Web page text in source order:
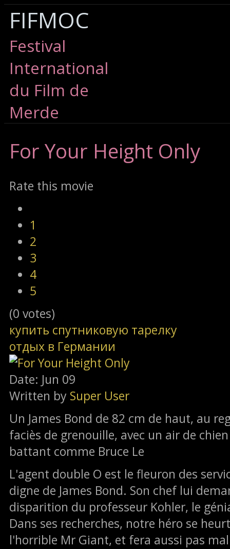
FIFMOC
Festival
International
du Film de
Merde
For Your Height Only
Rate this movie
1
2
3
4
5
(0 votes)
купить спутниковую тарелку
отдых в Германии
Date: Jun 09
Written by Super User
Un James Bond de 82 cm de haut, au
faciès de grenouille, avec un air de
battant comme Bruce Le
L'agent double O est le fleuron des
digne de James Bond. Son chef lui
disparition du professeur Kohler, le
Dans ses recherches, notre héro se
l'horrible Mr Giant, et fera aussi pas